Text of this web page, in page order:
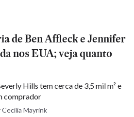
de Ben Affleck e Jennifer
nos EUA; veja quanto
Hills tem cerca de 3,5 mil m² e
comprador
Cecília Mayrink